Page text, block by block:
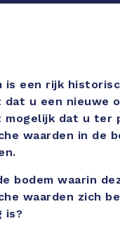
is een rijk
dat u een nieuwe
mogelijk dat u ter
waarden in de
bodem waarin
waarden zich
is?